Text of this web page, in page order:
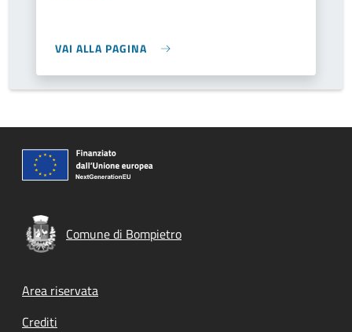
VAI ALLA PAGINA
Comune di Bompietro
Footer menu
Area riservata
Crediti